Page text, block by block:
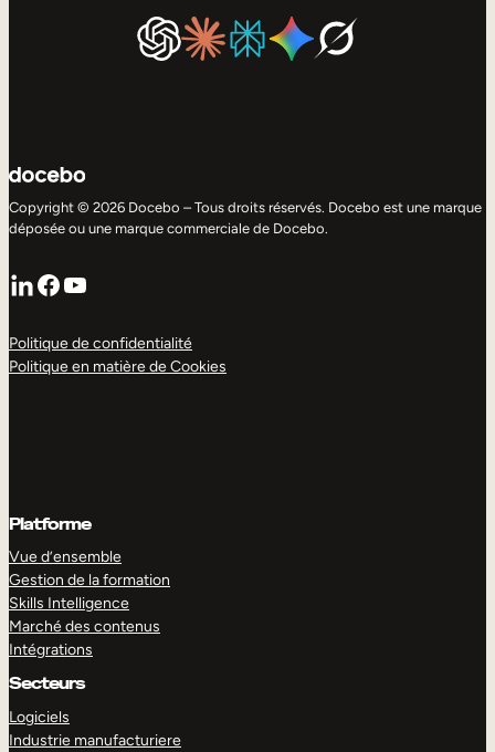
Copyright © 2026 Docebo – Tous droits réservés. Docebo est une marque
déposée ou une marque commerciale de Docebo.
LinkedIn
Facebook
YouTube
Politique de confidentialité
Politique en matière de Cookies
Platforme
Vue d’ensemble
Gestion de la formation
Skills Intelligence
Marché des contenus
Intégrations
Secteurs
Logiciels
Industrie manufacturiere